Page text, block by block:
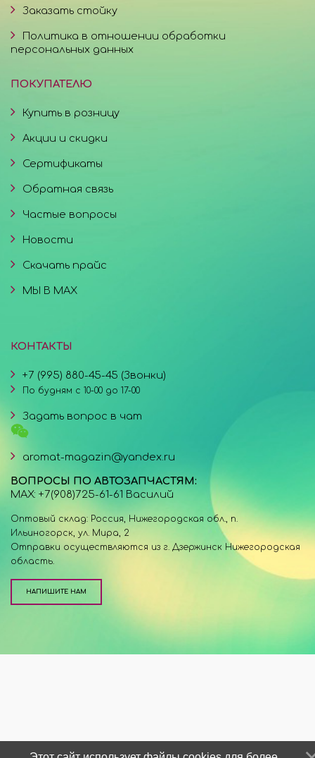
Заказать стойку
Политика в отношении обработки
персональных данных
ПОКУПАТЕЛЮ
Купить в розницу
Акции и скидки
Сертификаты
Обратная связь
Частые вопросы
Новости
Скачать прайс
МЫ В MAX
КОНТАКТЫ
+7 (995) 880-45-45 (Звонки)
По будням с 10-00 до 17-00
Задать вопрос в чат
aromat-magazin@yandex.ru
ВОПРОСЫ ПО АВТОЗАПЧАСТЯМ:
MAX: +7(908)725-61-61 Василий
Оптовый склад: Россия, Нижегородская обл., п.
Ильиногорск, ул. Мира, 2
Отправки осуществляются из г. Дзержинск Нижегородская
область.
НАПИШИТЕ НАМ